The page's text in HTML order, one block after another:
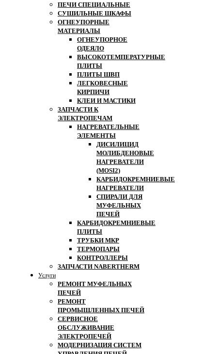
ПЕЧИ СПЕЦИАЛЬНЫЕ
СУШИЛЬНЫЕ ШКАФЫ
ОГНЕУПОРНЫЕ
МАТЕРИАЛЫ
ОГНЕУПОРНОЕ
ОДЕЯЛО
ВЫСОКОТЕМПЕРАТУРНЫЕ
ПЛИТЫ
ПЛИТЫ ШВП
ЛЕГКОВЕСНЫЕ
КИРПИЧИ
КЛЕИ И МАСТИКИ
ЗАПЧАСТИ К
ЭЛЕКТРОПЕЧАМ
НАГРЕВАТЕЛЬНЫЕ
ЭЛЕМЕНТЫ
ДИСИЛИЦИД
МОЛИБДЕНОВЫЕ
НАГРЕВАТЕЛИ
(MOSI2)
КАРБИДОКРЕМНИЕВЫЕ
НАГРЕВАТЕЛИ
СПИРАЛИ ДЛЯ
МУФЕЛЬНЫХ
ПЕЧЕЙ
КАРБИДОКРЕМНИЕВЫЕ
ПЛИТЫ
ТРУБКИ МКР
ТЕРМОПАРЫ
КОНТРОЛЛЕРЫ
ЗАПЧАСТИ NABERTHERM
Услуги
РЕМОНТ МУФЕЛЬНЫХ
ПЕЧЕЙ
РЕМОНТ
ПРОМЫШЛЕННЫХ ПЕЧЕЙ
СЕРВИСНОЕ
ОБСЛУЖИВАНИЕ
ЭЛЕКТРОПЕЧЕЙ
МОДЕРНИЗАЦИЯ СИСТЕМ